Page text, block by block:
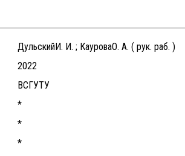
ДульскийИ. И. ; КауроваО. А. ( рук. раб. )
2022
ВСГУТУ
*
*
*